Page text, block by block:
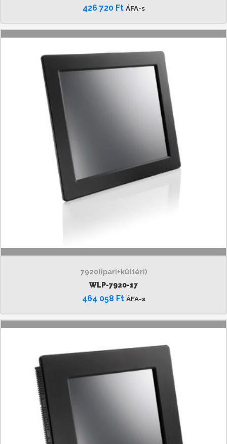
426 720 Ft ÁFA-s
7920(ipari+kültéri)
WLP-7920-17
464 058 Ft ÁFA-s